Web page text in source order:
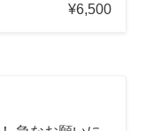
¥6,500